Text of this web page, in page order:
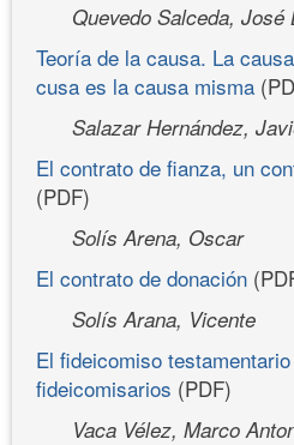
Quevedo Salceda, José
Teoría de la causa. La
cusa es la causa misma
Salazar Hernández,
El contrato de fianza, un
(PDF)
Solís Arena, Oscar
El contrato de donación
Solís Arana, Vicente
El fideicomiso
fideicomisarios (PDF)
Vaca Vélez, Marco